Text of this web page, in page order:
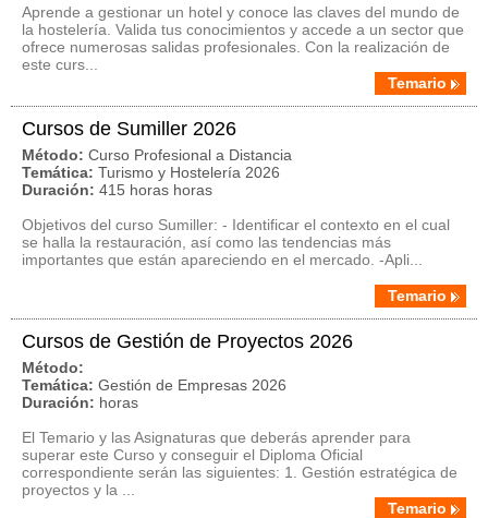
Aprende a gestionar un hotel y conoce las claves del mundo de
la hostelería. Valida tus conocimientos y accede a un sector que
ofrece numerosas salidas profesionales. Con la realización de
este curs...
Temario
Cursos de Sumiller 2026
Método: Curso Profesional a Distancia
Temática: Turismo y Hostelería 2026
Duración: 415 horas horas
Objetivos del curso Sumiller: - Identificar el contexto en el cual
se halla la restauración, así como las tendencias más
importantes que están apareciendo en el mercado. -Apli...
Temario
Cursos de Gestión de Proyectos 2026
Método:
Temática: Gestión de Empresas 2026
Duración: horas
El Temario y las Asignaturas que deberás aprender para
superar este Curso y conseguir el Diploma Oficial
correspondiente serán las siguientes: 1. Gestión estratégica de
proyectos y la ...
Temario